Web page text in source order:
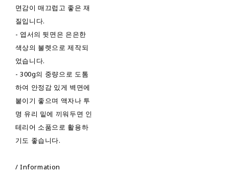
면감이 매끄럽고 좋은 재
질입니다.
- 엽서의 뒷면은 은은한
색상의 불렛으로 제작되
었습니다.
- 300g의 중량으로 도톰
하여 안정감 있게 벽면에
붙이기 좋으며 액자나 투
명 유리 밑에 끼워두면 인
테리어 소품으로 활용하
기도 좋습니다.
/ Information